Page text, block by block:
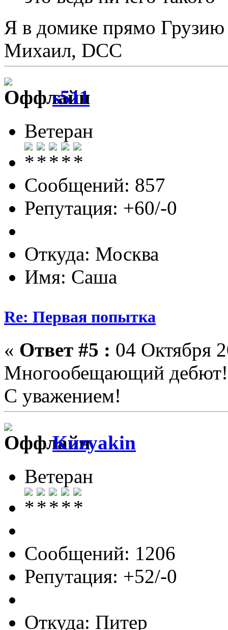
Я в домике прямо
Михаил, DCC
s511
Ветеран
Сообщений: 857
Репутация: +60/-0
Откуда: Москва
Имя: Саша
Re: Первая попытка
« Ответ #5 : 04 Октября
Многообещающий
С уважением!
Kuzyakin
Ветеран
Сообщений: 1206
Репутация: +52/-0
Откуда: Питер